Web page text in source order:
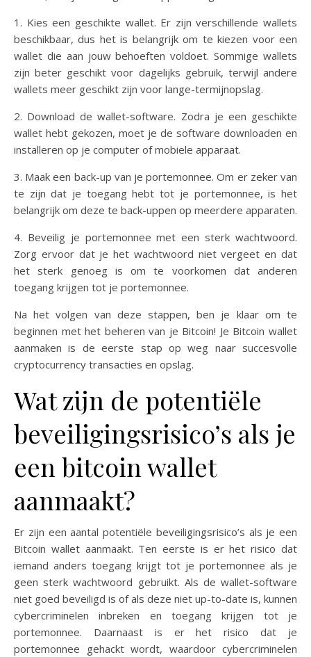
1. Kies een geschikte wallet. Er zijn verschillende wallets
beschikbaar, dus het is belangrijk om te kiezen voor een
wallet die aan jouw behoeften voldoet. Sommige wallets
zijn beter geschikt voor dagelijks gebruik, terwijl andere
wallets meer geschikt zijn voor lange-termijnopslag.
2. Download de wallet-software. Zodra je een geschikte
wallet hebt gekozen, moet je de software downloaden en
installeren op je computer of mobiele apparaat.
3. Maak een back-up van je portemonnee. Om er zeker van
te zijn dat je toegang hebt tot je portemonnee, is het
belangrijk om deze te back-uppen op meerdere apparaten.
4. Beveilig je portemonnee met een sterk wachtwoord.
Zorg ervoor dat je het wachtwoord niet vergeet en dat
het sterk genoeg is om te voorkomen dat anderen
toegang krijgen tot je portemonnee.
Na het volgen van deze stappen, ben je klaar om te
beginnen met het beheren van je Bitcoin! Je Bitcoin wallet
aanmaken is de eerste stap op weg naar succesvolle
cryptocurrency transacties en opslag.
Wat zijn de potentiële
beveiligingsrisico’s als je
een bitcoin wallet
aanmaakt?
Er zijn een aantal potentiële beveiligingsrisico’s als je een
Bitcoin wallet aanmaakt. Ten eerste is er het risico dat
iemand anders toegang krijgt tot je portemonnee als je
geen sterk wachtwoord gebruikt. Als de wallet-software
niet goed beveiligd is of als deze niet up-to-date is, kunnen
cybercriminelen inbreken en toegang krijgen tot je
portemonnee. Daarnaast is er het risico dat je
portemonnee gehackt wordt, waardoor cybercriminelen